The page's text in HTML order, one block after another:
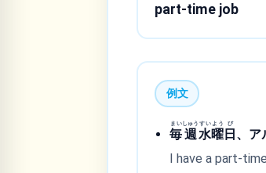
part-time job
例文
毎
まい
週
しゅう
水
すい
曜
よう
日
び
、ア
I have a part-